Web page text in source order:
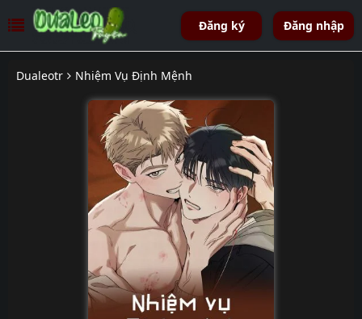
Đăng ký Đăng nhập
Dualeotr Nhiệm Vụ Định Mệnh